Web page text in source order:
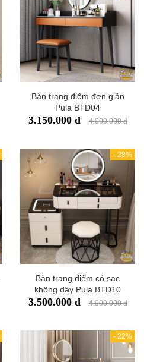
Bàn trang điểm đơn giản
Pula BTD04
3.150.000 đ 4.000.000 đ
- 28%
Bàn trang điểm có sạc
không dây Pula BTD10
3.500.000 đ 4.900.000 đ
- 22%